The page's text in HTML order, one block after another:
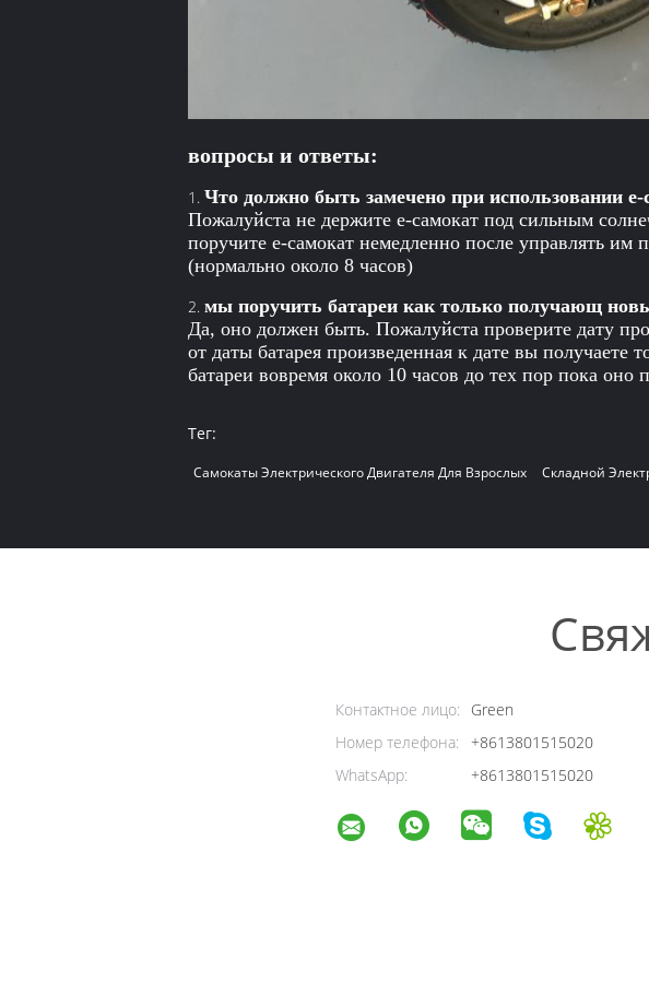
вопросы и ответы:
1. Что должно быть замечено при использовании е-
Пожалуйста не держите е-самокат под сильным
поручите е-самокат немедленно после управлять им
(нормально около 8 часов)
2. мы поручить батареи как только получающ
Да, оно должен быть. Пожалуйста проверите дату
от даты батарея произведенная к дате вы
батареи вовремя около 10 часов до тех пор пока
Тег:
Самокаты Электрического Двигателя Для Взрослых Складной
Контактное лицо:
Green
Номер телефона:
+8613801515020
WhatsApp:
+8613801515020